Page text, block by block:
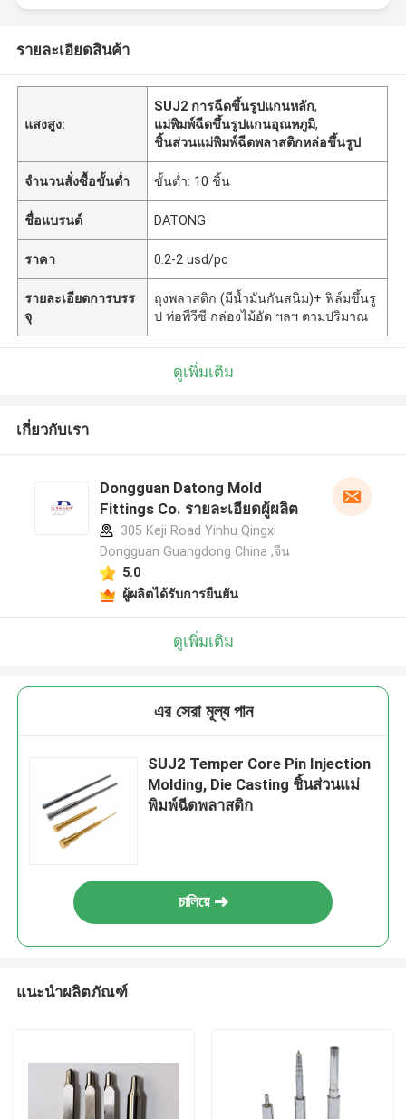
รายละเอียดสินค้า
แสงสูง:
SUJ2 การฉีดขึ้นรูปแกนหลัก,
แม่พิมพ์ฉีดขึ้นรูปแกนอุณหภูมิ,
ชิ้นส่วนแม่พิมพ์ฉีดพลาสติกหล่อขึ้นรูป
จำนวนสั่งซื้อขั้นต่ำ ขั้นต่ำ: 10 ชิ้น
ชื่อแบรนด์ DATONG
ราคา 0.2-2 usd/pc
รายละเอียดการบรร
จุ
ถุงพลาสติก (มีน้ำมันกันสนิม)+ ฟิล์มขึ้นรู
ป ท่อพีวีซี กล่องไม้อัด ฯลฯ ตามปริมาณ
ดูเพิ่มเติม
เกี่ยวกับเรา
Dongguan Datong Mold
Fittings Co. รายละเอียดผู้ผลิต
305 Keji Road Yinhu Qingxi
Dongguan Guangdong China ,จีน
5.0
ผู้ผลิตได้รับการยืนยัน
ดูเพิ่มเติม
এর সেরা মূল্য পান
SUJ2 Temper Core Pin Injection
Molding, Die Casting ชิ้นส่วนแม่
พิมพ์ฉีดพลาสติก
চালিয়ে
แนะนำผลิตภัณฑ์